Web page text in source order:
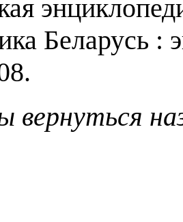
Беларусь :
вернуться